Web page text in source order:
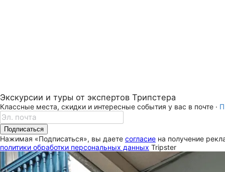
Экскурсии и туры от экспертов Трипстера
Классные места, скидки и интересные события у вас в почте ·
Подписаться
Нажимая «Подписаться», вы даете согласие на получение
политики обработки персональных данных Tripster